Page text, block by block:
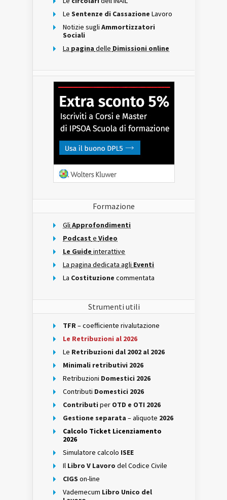
Le Sentenze di Cassazione Lavoro
Notizie sugli Ammortizzatori
Sociali
La pagina delle Dimissioni online
Formazione
Gli Approfondimenti
Podcast e Video
Le Guide interattive
La pagina dedicata agli Eventi
La Costituzione commentata
Strumenti utili
TFR– coefficiente rivalutazione
Le Retribuzioni al 2026
Le Retribuzioni dal 2002 al 2026
Minimali retributivi 2026
Retribuzioni Domestici 2026
Contributi Domestici 2026
Contributi per OTD e OTI 2026
Gestione separata – aliquote 2026
Calcolo Ticket Licenziamento
2026
Simulatore calcolo ISEE
Il Libro V Lavoro del Codice Civile
CIGS on-line
Vademecum Libro Unico del